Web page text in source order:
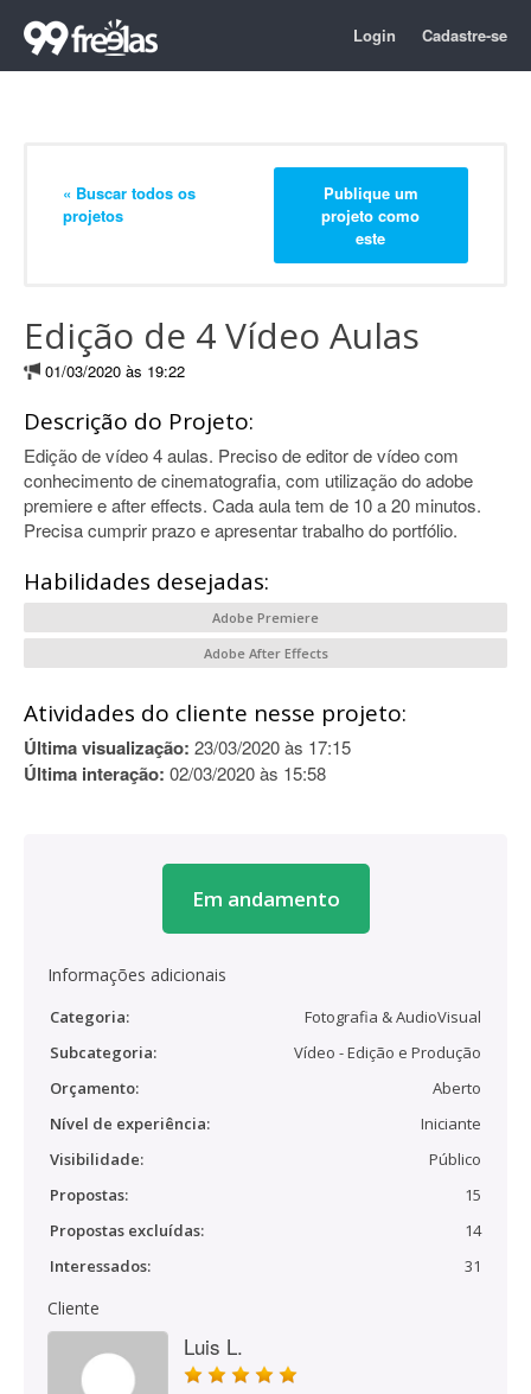
Login Cadastre-se
« Buscar todos os
projetos
Publique um
projeto como
este
Edição de 4 Vídeo Aulas
01/03/2020 às 19:22
Descrição do Projeto:
Edição de vídeo 4 aulas. Preciso de editor de vídeo com
conhecimento de cinematografia, com utilização do adobe
premiere e after effects. Cada aula tem de 10 a 20 minutos.
Precisa cumprir prazo e apresentar trabalho do portfólio.
Habilidades desejadas:
Adobe Premiere
Adobe After Effects
Atividades do cliente nesse projeto:
Última visualização: 23/03/2020 às 17:15
Última interação: 02/03/2020 às 15:58
Em andamento
Informações adicionais
Categoria:
Fotografia & AudioVisual
Subcategoria:
Vídeo - Edição e Produção
Orçamento:
Aberto
Nível de experiência:
Iniciante
Visibilidade:
Público
Propostas:
15
Propostas excluídas:
14
Interessados:
31
Cliente
Luis L.